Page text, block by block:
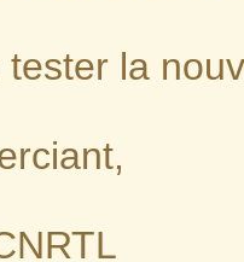
tester la